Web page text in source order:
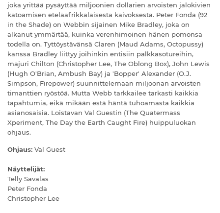
joka yrittää pysäyttää miljoonien dollarien arvoisten jalokivien
katoamisen eteläafrikkalaisesta kaivoksesta. Peter Fonda (92
in the Shade) on Webbin sijainen Mike Bradley, joka on
alkanut ymmärtää, kuinka verenhimoinen hänen pomonsa
todella on. Tyttöystävänsä Claren (Maud Adams, Octopussy)
kanssa Bradley liittyy joihinkin entisiin palkkasotureihin,
majuri Chilton (Christopher Lee, The Oblong Box), John Lewis
(Hugh O'Brian, Ambush Bay) ja 'Bopper' Alexander (O.J.
Simpson, Firepower) suunnittelemaan miljoonan arvoisten
timanttien ryöstöä. Mutta Webb tarkkailee tarkasti kaikkia
tapahtumia, eikä mikään estä häntä tuhoamasta kaikkia
asianosaisia. Loistavan Val Guestin (The Quatermass
Xperiment, The Day the Earth Caught Fire) huippuluokan
ohjaus.
Ohjaus: Val Guest
Näyttelijät:
Telly Savalas
Peter Fonda
Christopher Lee